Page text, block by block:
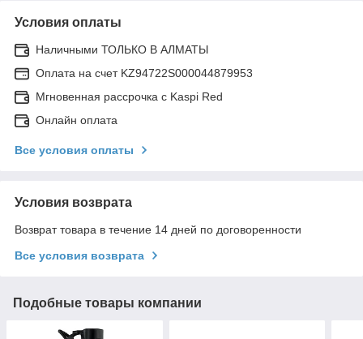
Условия оплаты
Наличными ТОЛЬКО В АЛМАТЫ
Оплата на счет KZ94722S000044879953
Мгновенная рассрочка с Kaspi Red
Онлайн оплата
Все условия оплаты
Условия возврата
Возврат товара в течение 14 дней по договоренности
Все условия возврата
Подобные товары компании